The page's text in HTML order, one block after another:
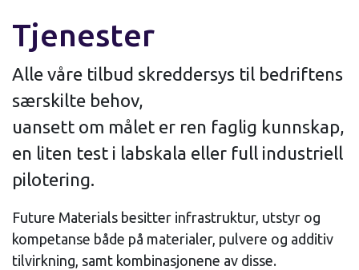
Tjenester
Alle våre tilbud skreddersys til bedriftens
særskilte behov,
uansett om målet er ren faglig kunnskap,
en liten test i labskala eller full industriell
pilotering.
Future Materials besitter infrastruktur, utstyr og
kompetanse både på materialer, pulvere og additiv
tilvirkning, samt kombinasjonene av disse.